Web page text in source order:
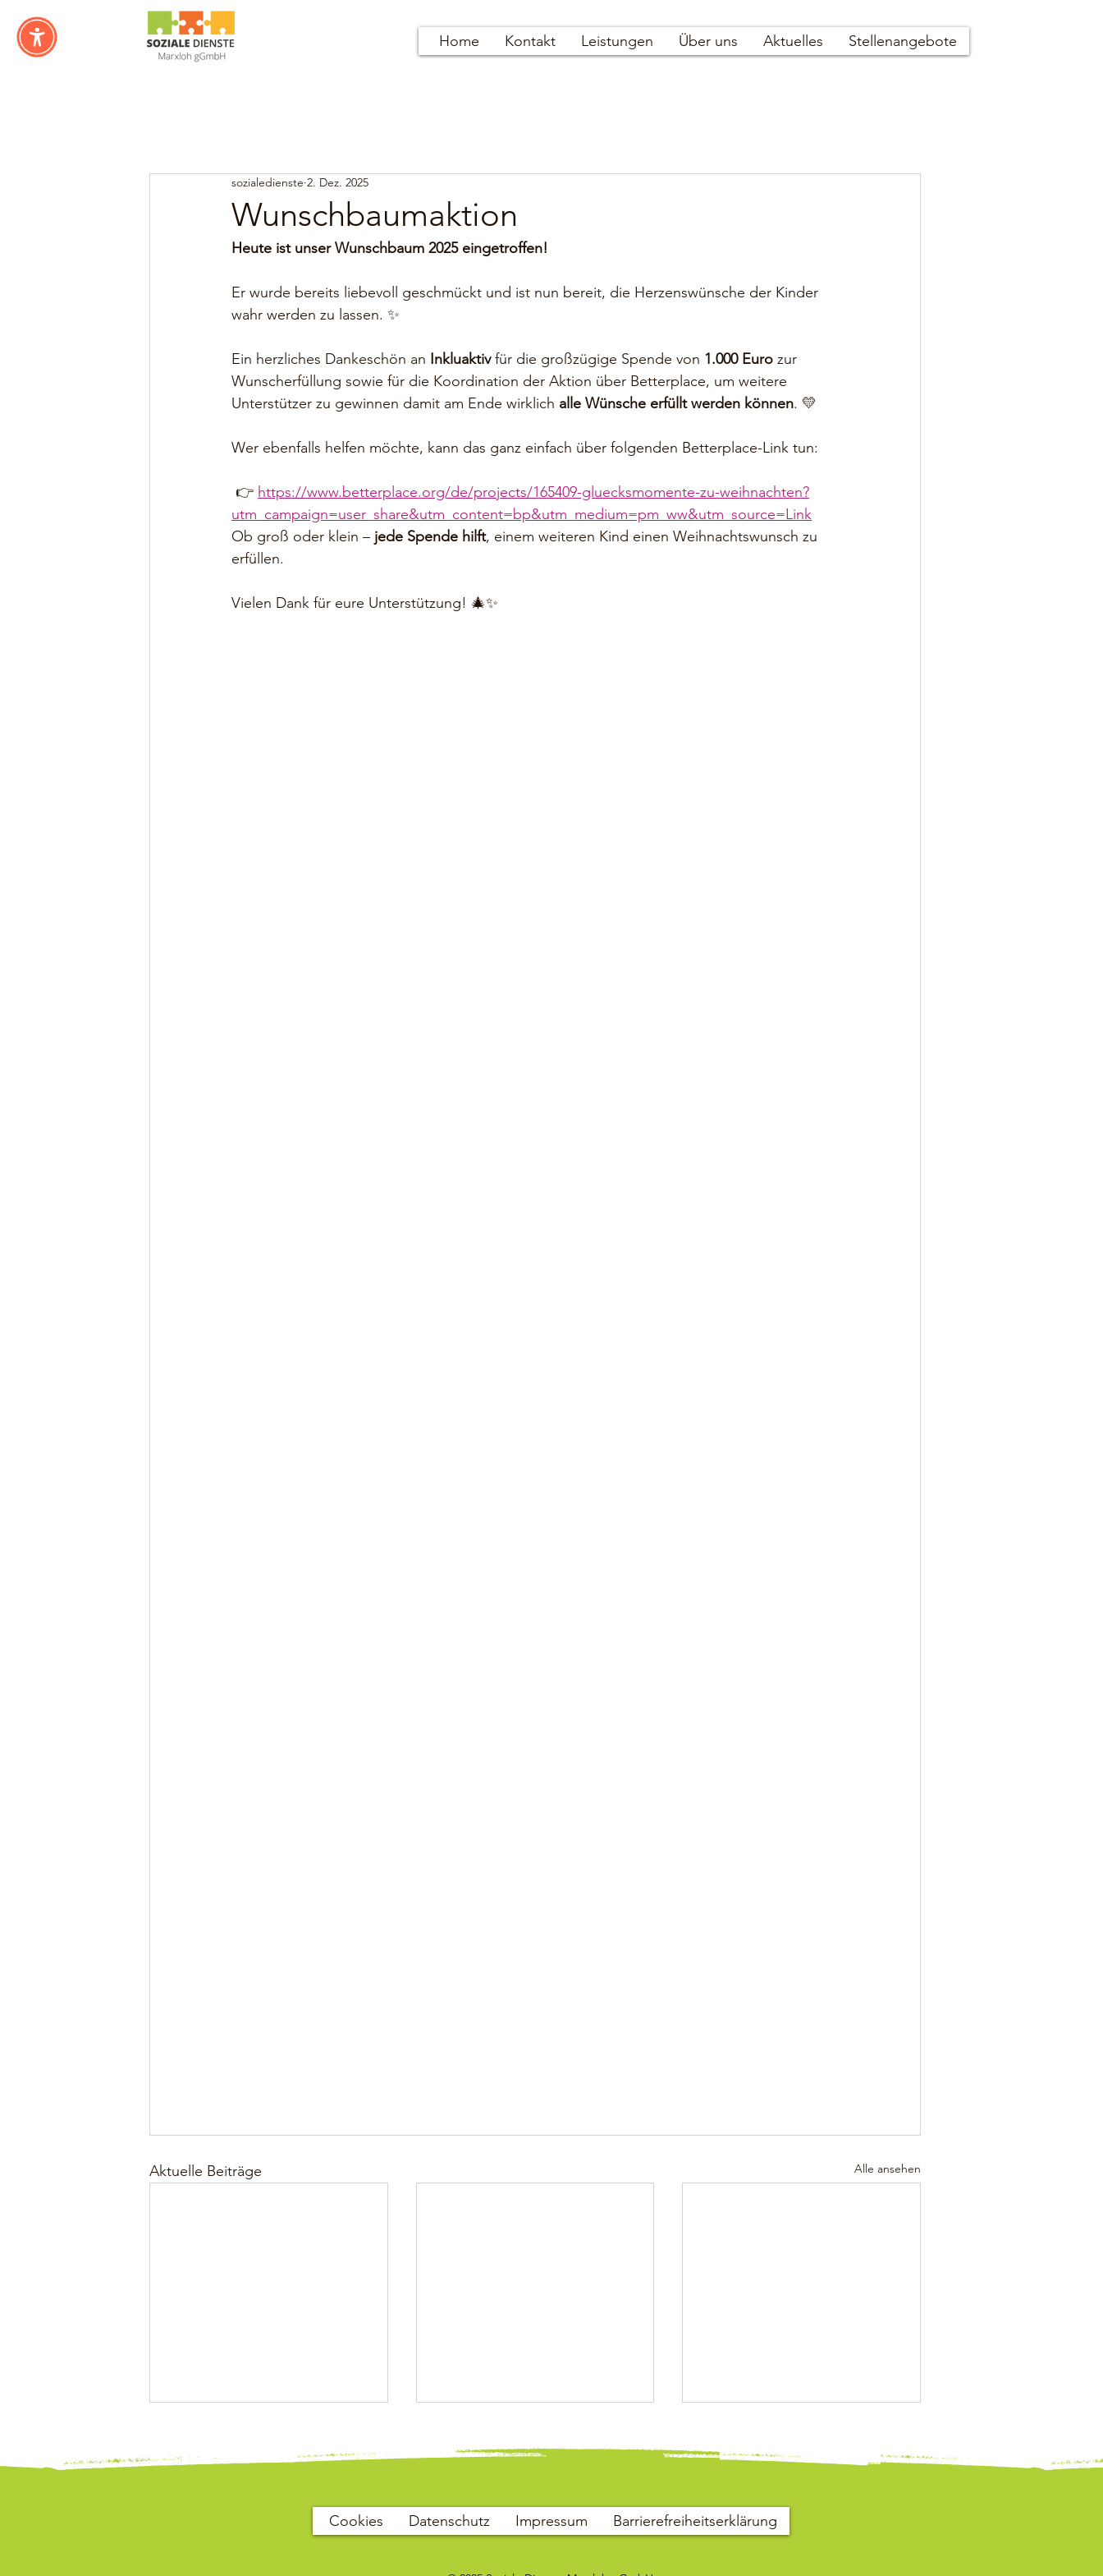
Home Kontakt Leistungen Über uns Aktuelles Stellenangebote
Wunschbaumaktion
sozialedienste 2. Dez. 2025
Heute ist unser Wunschbaum 2025 eingetroffen!
Er wurde bereits liebevoll geschmückt und ist nun bereit, die Herzenswünsche der Kinder
wahr werden zu lassen. ✨
Ein herzliches Dankeschön an Inkluaktiv für die großzügige Spende von 1.000 Euro zur
Wunscherfüllung sowie für die Koordination der Aktion über Betterplace, um weitere
Unterstützer zu gewinnen damit am Ende wirklich alle Wünsche erfüllt werden können. 💛
Wer ebenfalls helfen möchte, kann das ganz einfach über folgenden Betterplace-Link tun:
👉 https://www.betterplace.org/de/projects/165409-gluecksmomente-zu-weihnachten?
utm_campaign=user_share&utm_content=bp&utm_medium=pm_ww&utm_source=Link
Ob groß oder klein – jede Spende hilft, einem weiteren Kind einen Weihnachtswunsch zu
erfüllen.
Vielen Dank für eure Unterstützung! 🎄✨
Aktuelle Beiträge Alle ansehen
SODI wird lebendig! Inklusives Stadtteilfest
Cookies Datenschutz Impressum Barrierefreiheitserklärung